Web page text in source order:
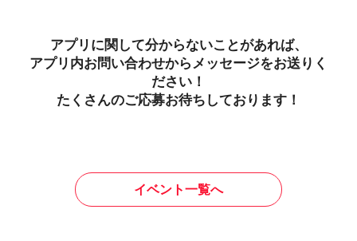
アプリに関して分からないことがあれば、
アプリ内お問い合わせからメッセージをお送りく
ださい！
たくさんのご応募お待ちしております！
イベント一覧へ